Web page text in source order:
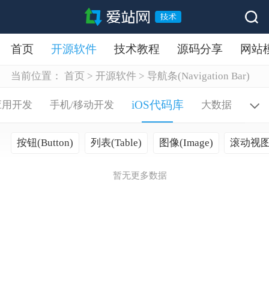
首页 开源软件 技术教程 源码分享 网站
当前位置： 首页 > 开源软件 > 导航条(Navigation Bar)
用开发 手机/移动开发 iOS代码库 大数据
按钮(Button) 列表(Table) 图像(Image) 滚动视
暂无更多数据